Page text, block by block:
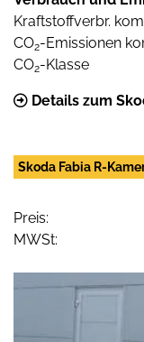
Kraftstoffverbr.
CO2-Emissionen
CO2-Klasse
Details zum
Skoda Fabia R-
Preis:
MWSt: